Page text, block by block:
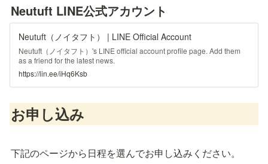
Neutuft LINE公式アカウント
Neutuft（ノイタフト） | LINE Official Account
Neutuft（ノイタフト）'s LINE official account profile page. Add them
as a friend for the latest news.
https://lin.ee/iHq6Ksb
お申し込み
下記のページから日程を選んでお申し込みください。